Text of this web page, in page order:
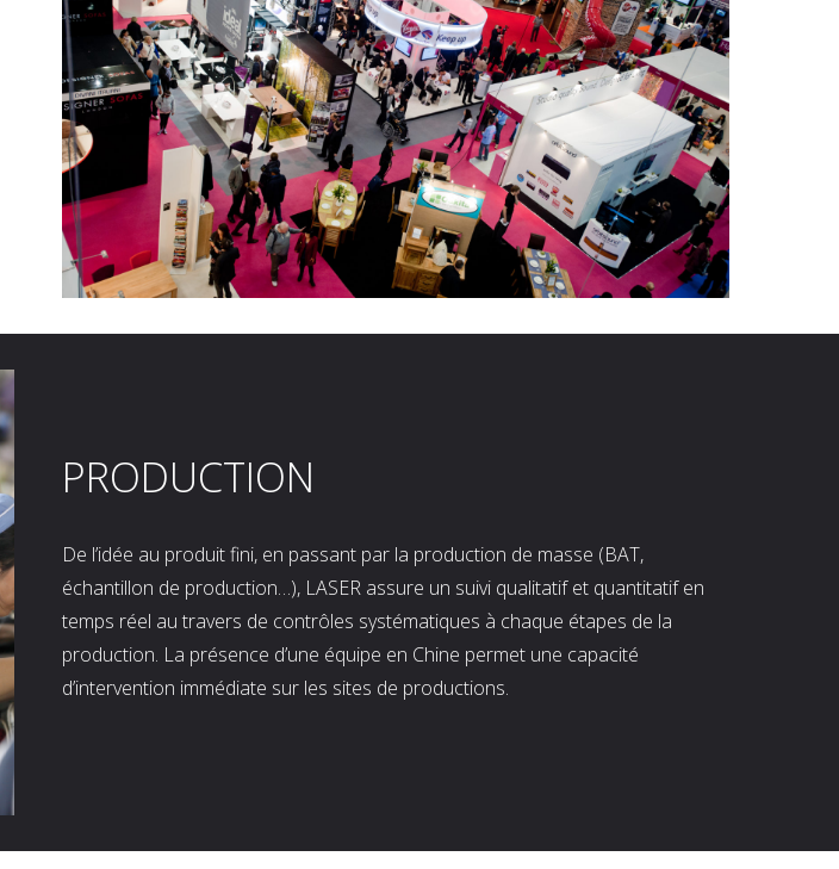
PRODUCTION
De l’idée au produit fini, en passant par la production de masse (BAT,
échantillon de production…), LASER assure un suivi qualitatif et quantitatif en
temps réel au travers de contrôles systématiques à chaque étapes de la
production. La présence d’une équipe en Chine permet une capacité
d’intervention immédiate sur les sites de productions.